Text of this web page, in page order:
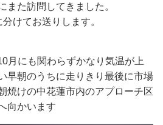
また訪問してきました。
けてお送りします。
月にも関わらずかなり気温が上
早朝のうちに走りきり最後に市場
焼けの中花蓮市内のアプローチ区
向かいます